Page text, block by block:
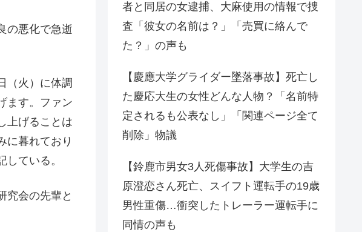
の悪化で急逝
火）に体調
ます。ファン
上げることは
に暮れており
ている。
究会の先輩と
者と同居の女逮捕、大麻使用の情報で捜
査「彼女の名前は？」「売買に絡んで
た？」の声も
【慶應大学グライダー墜落事故】死亡し
た慶応大生の女性どんな人物？「名前特
定されるも公表なし」「関連ページ全て
削除」物議
【鈴鹿市男女3人死傷事故】大学生の吉
原澄恋さん死亡、スイフト運転手の19歳
男性重傷…衝突したトレーラー運転手に
同情の声も